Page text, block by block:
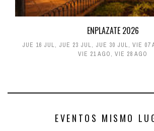
ENPLAZATE 2026
JUE 16 JUL, JUE 23 JUL, JUE 30 JUL, VIE 07
VIE 21 AGO, VIE 28 AGO
EVENTOS MISMO